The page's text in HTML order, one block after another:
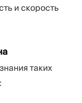
и скорость
таких